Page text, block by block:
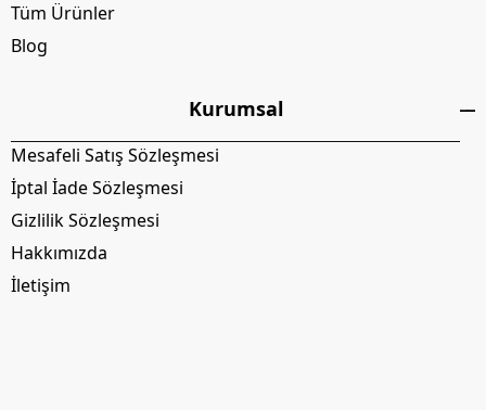
Tüm Ürünler
Blog
Kurumsal
Mesafeli Satış Sözleşmesi
İptal İade Sözleşmesi
Gizlilik Sözleşmesi
Hakkımızda
İletişim